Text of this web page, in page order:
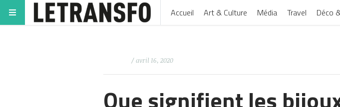
Accueil Art & Culture Média Travel Déco
/ avril 16, 2020
Que signifient les